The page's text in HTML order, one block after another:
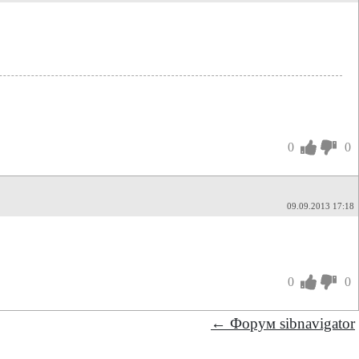
0 0
09.09.2013 17:18
0 0
← Форум sibnavigator